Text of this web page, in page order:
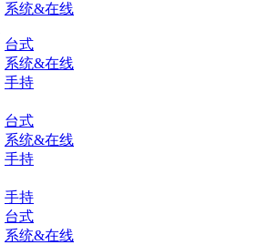
系统&在线
台式
系统&在线
手持
台式
系统&在线
手持
手持
台式
系统&在线